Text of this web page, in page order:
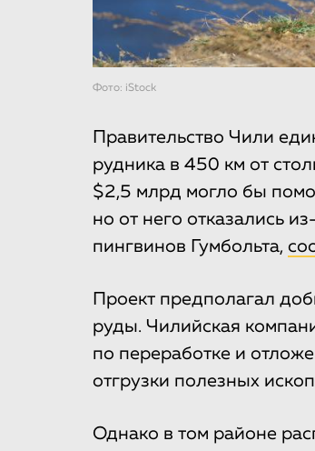
Фото: iStock
Правительство Чили
рудника в 450 км от
$2,5 млрд могло бы
но от него отказались
пингвинов Гумбольта,
Проект предполагал
руды. Чилийская
по переработке и
отгрузки полезных
Однако в том районе